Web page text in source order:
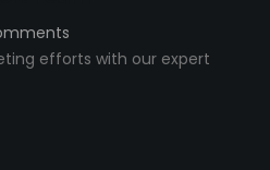
efforts with our expert